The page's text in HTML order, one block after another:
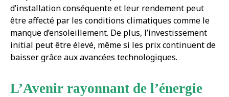
d’installation conséquente et leur rendement peut
être affecté par les conditions climatiques comme le
manque d’ensoleillement. De plus, l’investissement
initial peut être élevé, même si les prix continuent de
baisser grâce aux avancées technologiques.
L’Avenir rayonnant de l’énergie